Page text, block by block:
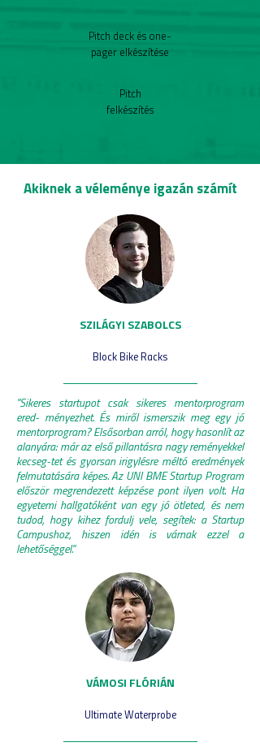
Pitch deck és one-
pager elkészítése
Pitch
felkészítés
Akiknek a véleménye igazán számít
SZILÁGYI SZABOLCS
Block Bike Racks
''Sikeres startupot csak sikeres mentorprogram
ered- ményezhet. És miről ismerszik meg egy jó
mentorprogram? Elsősorban arról, hogy hasonlít az
alanyára: már az első pillantásra nagy reményekkel
kecseg-tet és gyorsan irigylésre méltó eredmények
felmutatására képes. Az UNI BME Startup Program
először megrendezett képzése pont ilyen volt. Ha
egyetemi hallgatóként van egy jó ötleted, és nem
tudod, hogy kihez fordulj vele, segítek: a Startup
Campushoz, hiszen idén is várnak ezzel a
lehetőséggel.''
VÁMOSI FLÓRIÁN
Ultimate Waterprobe